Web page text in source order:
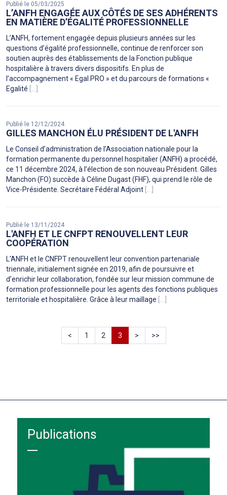
Publié le 05/03/2025
L’ANFH ENGAGÉE AUX CÔTÉS DE SES ADHÉRENTS
EN MATIÈRE D’ÉGALITÉ PROFESSIONNELLE
L’ANFH, fortement engagée depuis plusieurs années sur les
questions d’égalité professionnelle, continue de renforcer son
soutien auprès des établissements de la Fonction publique
hospitalière à travers divers dispositifs. En plus de
l’accompagnement « Egal PRO » et du parcours de formations «
Egalité [...]
Publié le 12/12/2024
GILLES MANCHON ÉLU PRÉSIDENT DE L'ANFH
Le Conseil d’administration de l’Association nationale pour la
formation permanente du personnel hospitalier (ANFH) a procédé,
ce 11 décembre 2024, à l’élection de son nouveau Président. Gilles
Manchon (FO) succède à Céline Dugast (FHF), qui prend le rôle de
Vice-Présidente. Secrétaire Fédéral Adjoint [...]
Publié le 13/11/2024
L'ANFH ET LE CNFPT RENOUVELLENT LEUR
COOPÉRATION
L'ANFH et le CNFPT renouvellent leur convention partenariale
triennale, initialement signée en 2019, afin de poursuivre et
d’enrichir leur collaboration, fondée sur leur mission commune de
formation professionnelle pour les agents des fonctions publiques
territoriale et hospitalière. Grâce à leur maillage [...]
< 1 2 3 > >>
Publications